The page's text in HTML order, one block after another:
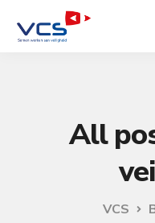
All
VCS